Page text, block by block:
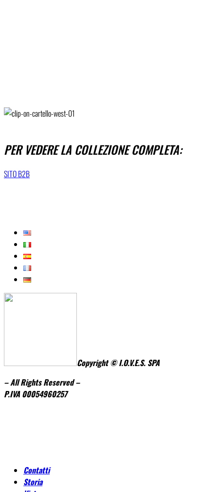
PER VEDERE LA COLLEZIONE COMPLETA:
SITO B2B
Copyright © I.O.V.E.S. SPA
– All Rights Reserved –
P.IVA00054960257
Contatti
Storia